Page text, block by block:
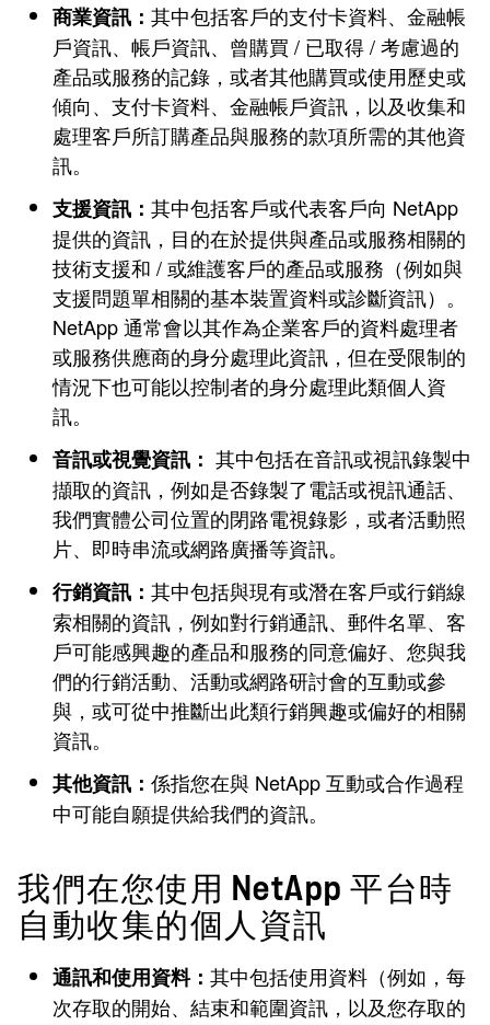
商業資訊： 其中包括客戶的支付卡資料、金融帳
戶資訊、帳戶資訊、曾購買 / 已取得 / 考慮過的
產品或服務的記錄，或者其他購買或使用歷史或
傾向、支付卡資料、金融帳戶資訊，以及收集和
處理客戶所訂購產品與服務的款項所需的其他資
訊。
支援資訊： 其中包括客戶或代表客戶向 NetApp
提供的資訊，目的在於提供與產品或服務相關的
技術支援和 / 或維護客戶的產品或服務（例如與
支援問題單相關的基本裝置資料或診斷資訊）。
NetApp 通常會以其作為企業客戶的資料處理者
或服務供應商的身分處理此資訊，但在受限制的
情況下也可能以控制者的身分處理此類個人資
訊。
音訊或視覺資訊： 其中包括在音訊或視訊錄製中
擷取的資訊，例如是否錄製了電話或視訊通話、
我們實體公司位置的閉路電視錄影，或者活動照
片、即時串流或網路廣播等資訊。
行銷資訊： 其中包括與現有或潛在客戶或行銷線
索相關的資訊，例如對行銷通訊、郵件名單、客
戶可能感興趣的產品和服務的同意偏好、您與我
們的行銷活動、活動或網路研討會的互動或參
與，或可從中推斷出此類行銷興趣或偏好的相關
資訊。
其他資訊： 係指您在與 NetApp 互動或合作過程
中可能自願提供給我們的資訊。
我們在您使用 NetApp 平台時
自動收集的個人資訊
通訊和使用資料： 其中包括使用資料（例如，每
次存取的開始、結束和範圍資訊，以及您存取的